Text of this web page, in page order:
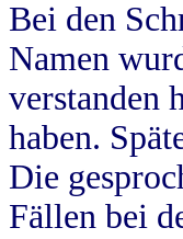
Bei den
Namen
verstanden
haben.
Die
Fällen bei